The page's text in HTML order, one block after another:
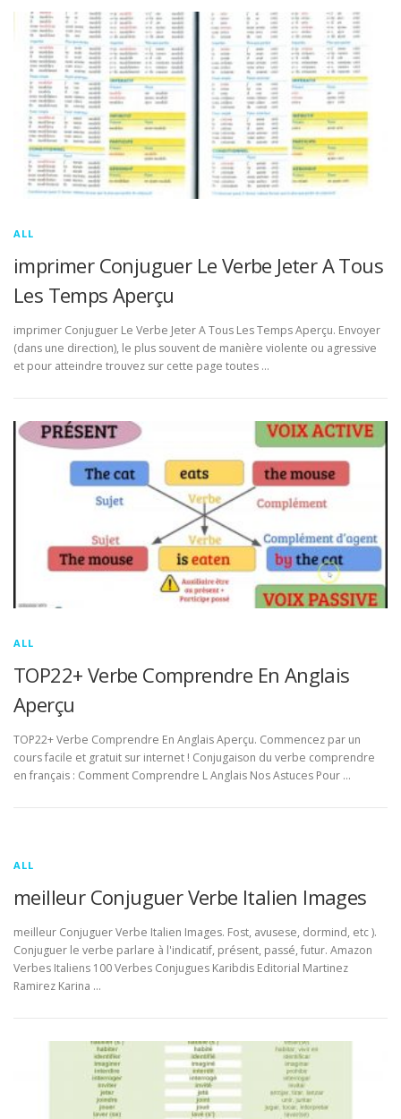
ALL
imprimer Conjuguer Le Verbe Jeter A Tous
Les Temps Aperçu
imprimer Conjuguer Le Verbe Jeter A Tous Les Temps Aperçu. Envoyer
(dans une direction), le plus souvent de manière violente ou agressive
et pour atteindre trouvez sur cette page toutes …
ALL
TOP22+ Verbe Comprendre En Anglais
Aperçu
TOP22+ Verbe Comprendre En Anglais Aperçu. Commencez par un
cours facile et gratuit sur internet ! Conjugaison du verbe comprendre
en français : Comment Comprendre L Anglais Nos Astuces Pour …
ALL
meilleur Conjuguer Verbe Italien Images
meilleur Conjuguer Verbe Italien Images. Fost, avusese, dormind, etc ).
Conjuguer le verbe parlare à l'indicatif, présent, passé, futur. Amazon
Verbes Italiens 100 Verbes Conjugues Karibdis Editorial Martinez
Ramirez Karina …